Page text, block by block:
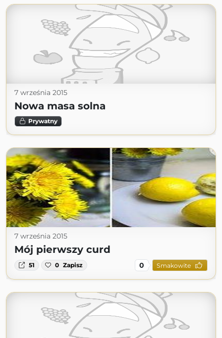
7 września 2015
Nowa masa solna
Prywatny
7 września 2015
Mój pierwszy curd
51 0 Zapisz 0 Smakowite